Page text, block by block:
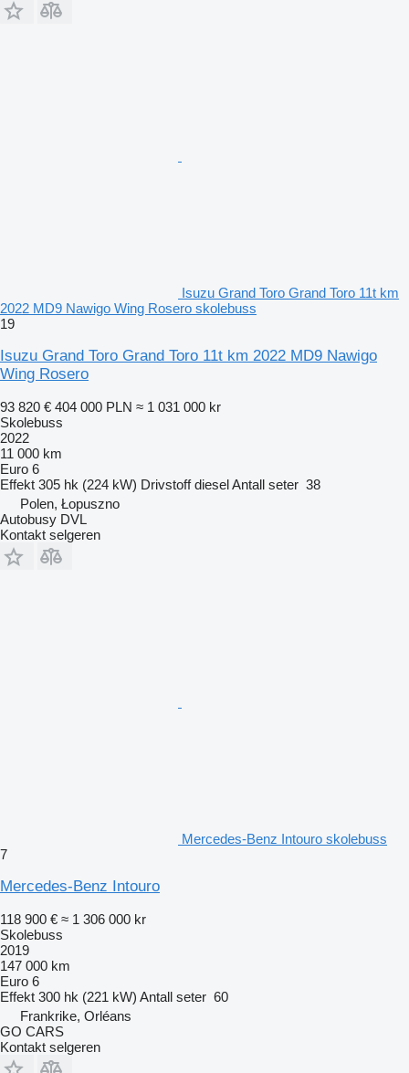
Isuzu Grand Toro Grand Toro 11t km
2022 MD9 Nawigo Wing Rosero skolebuss
19
Isuzu Grand Toro Grand Toro 11t km 2022 MD9 Nawigo
Wing Rosero
93 820 € 404 000 PLN ≈ 1 031 000 kr
Skolebuss
2022
11 000 km
Euro 6
Effekt 305 hk (224 kW) Drivstoff dieselAntall seter 38
Polen, Łopuszno
Autobusy DVL
Kontakt selgeren
Mercedes-Benz Intouro skolebuss
7
Mercedes-Benz Intouro
118 900 € ≈ 1 306 000 kr
Skolebuss
2019
147 000 km
Euro 6
Effekt 300 hk (221 kW) Antall seter 60
Frankrike, Orléans
GO CARS
Kontakt selgeren